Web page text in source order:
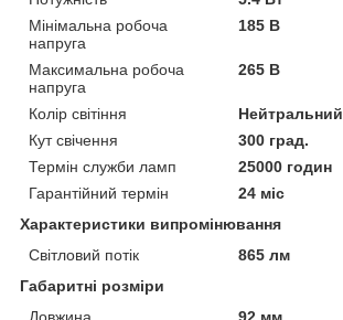
Мінімальна робоча
напруга
185 В
Максимальна робоча
напруга
265 В
Колір світіння
Нейтральний
Кут свічення
300 град.
Термін служби ламп
25000 годин
Гарантійний термін
24 міс
Характеристики випромінювання
Світловий потік
865 лм
Габаритні розміри